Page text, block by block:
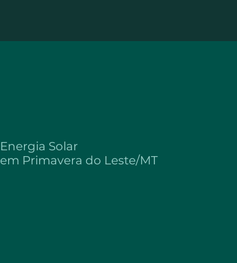
Energia Solar
em Primavera do Leste/MT